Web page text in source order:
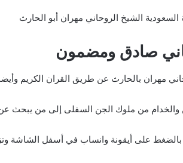
السعودية الشيخ الروحاني مهران أبو الحارث
صادق ومضمون
مهران بالحارث عن طريق القران الكريم
والخدام من ملوك الجن السفلى إلى من يبحث
على أيقونة وانساب في أسفل الشاشة